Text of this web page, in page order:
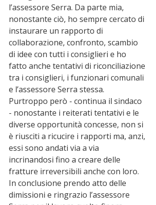
l’assessore Serra. Da parte mia,
nonostante ciò, ho sempre cercato di
instaurare un rapporto di
collaborazione, confronto, scambio
di idee con tutti i consiglieri e ho
fatto anche tentativi di riconciliazione
tra i consiglieri, i funzionari comunali
e l’assessore Serra stessa.
Purtroppo però - continua il sindaco
- nonostante i reiterati tentativi e le
diverse opportunità concesse, non si
è riusciti a ricucire i rapporti ma, anzi,
essi sono andati via a via
incrinandosi fino a creare delle
fratture irreversibili anche con loro.
In conclusione prendo atto delle
dimissioni e ringrazio l’assessore